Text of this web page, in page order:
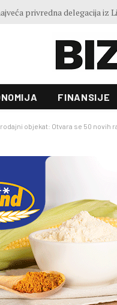
FINANSIJE
objekat: Otvara se 50 novih